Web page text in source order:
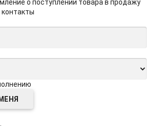
о поступлении товара в продажу